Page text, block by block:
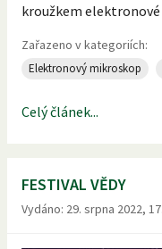
kroužkem
Zařazeno v kategoriích:
Elektronový mikroskop
Celý článek...
FESTIVAL VĚDY
Vydáno: 29. srpna 2022,